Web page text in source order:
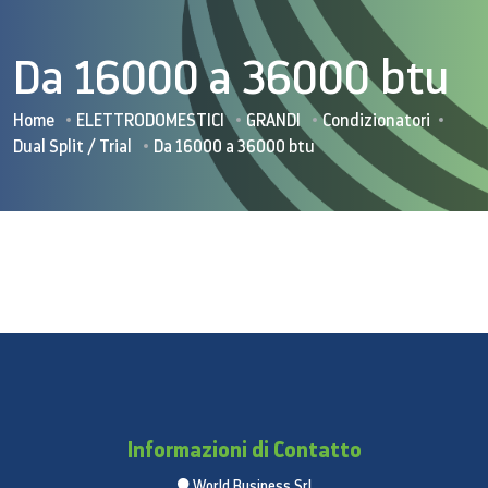
Da 16000 a 36000 btu
Home ELETTRODOMESTICI GRANDI
Condizionatori
Dual Split / Trial
Da 16000 a 36000 btu
Informazioni di Contatto